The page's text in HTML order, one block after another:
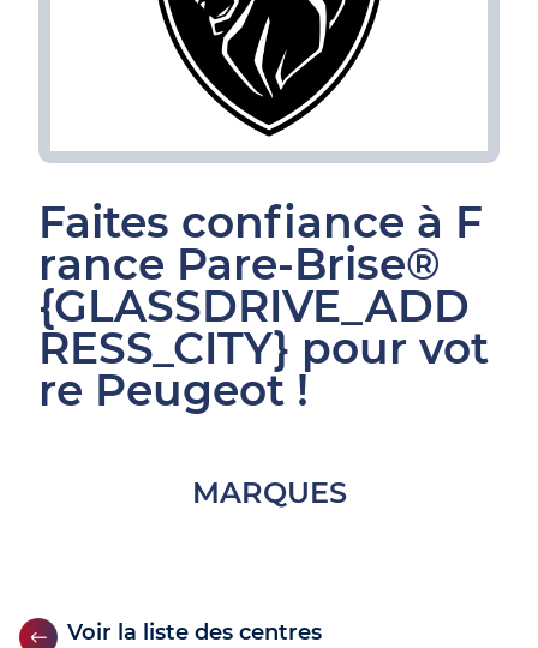
Faites confiance à F
rance Pare-Brise®
{GLASSDRIVE_ADD
RESS_CITY} pour vot
re Peugeot !
MARQUES
Voir la liste des centres